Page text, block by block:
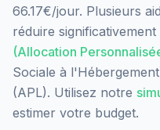
66.17€/jour. Plusieurs
réduire
(Allocation
Sociale à
(APL). Utilisez notre
estimer votre budget.